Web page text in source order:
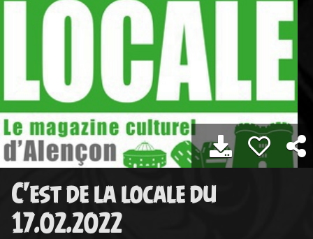
C'est de la locale du
17.02.2022